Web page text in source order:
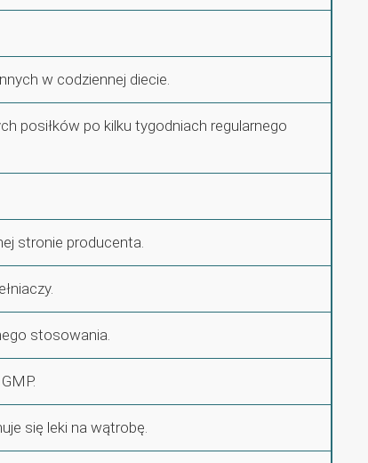
w codziennej diecie.
posiłków po kilku tygodniach regularnego
stronie producenta.
stosowania.
się leki na wątrobę.